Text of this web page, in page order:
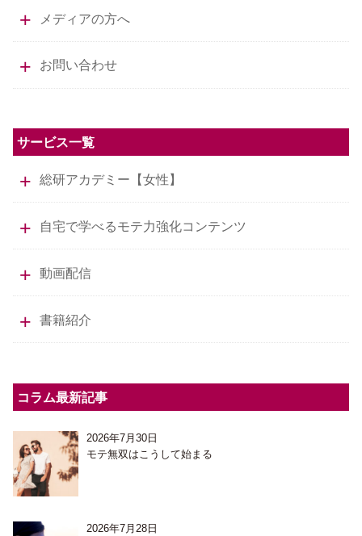
メディアの方へ
お問い合わせ
サービス一覧
総研アカデミー【女性】
自宅で学べるモテ力強化コンテンツ
動画配信
書籍紹介
コラム最新記事
2026年7月30日
モテ無双はこうして始まる
2026年7月28日